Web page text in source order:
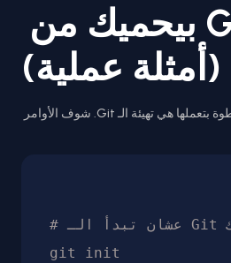
ازاي الـ Git بيحميك من
عملية)
لو بدأت مشروع جديد، أول خطوة بتعملها هي تهيئة الـ Git. شوف الأوامر
# عشان تبدأ الـ Git في مشروعك
git init